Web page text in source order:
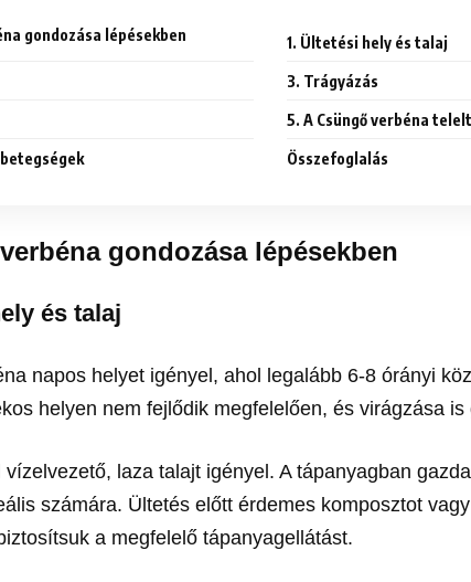
gondozása lépésekben 1. Ültetési hely és talaj
3. Trágyázás
5. A Csüngő verbéna
Összefoglalás
gondozása lépésekben
és talaj
napos helyet igényel, ahol legalább 6-8 órányi
helyen nem fejlődik megfelelően, és virágzása is
vízelvezető, laza talajt igényel. A tápanyagban
számára. Ültetés előtt érdemes komposztot
a megfelelő tápanyagellátást.